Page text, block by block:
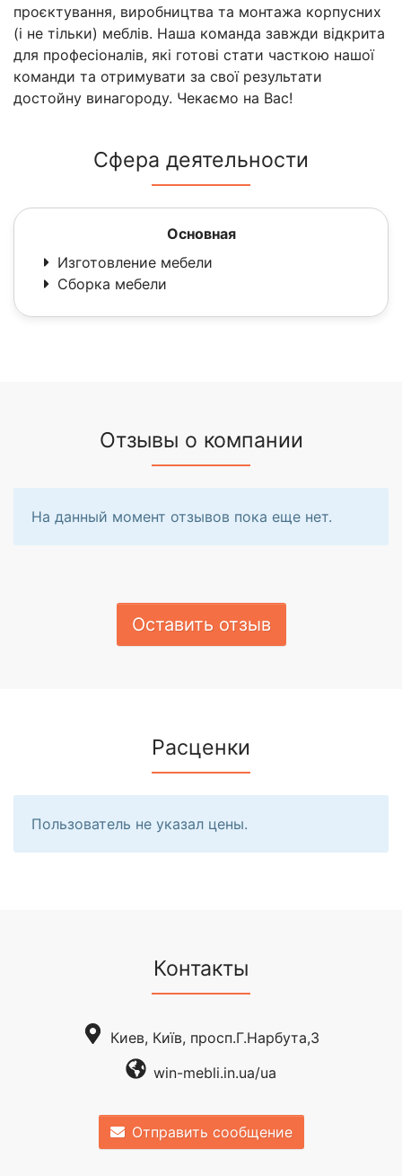
проєктування, виробництва та монтажа корпусних
(і не тільки) меблів. Наша команда завжди відкрита
для професіоналів, які готові стати часткою нашої
команди та отримувати за свої результати
достойну винагороду. Чекаємо на Вас!
Сфера деятельности
Основная
Изготовление мебели
Сборка мебели
Отзывы о компании
На данный момент отзывов пока еще нет.
Оставить отзыв
Расценки
Пользователь не указал цены.
Контакты
Киев, Київ, просп.Г.Нарбута,3
win-mebli.in.ua/ua
Отправить сообщение